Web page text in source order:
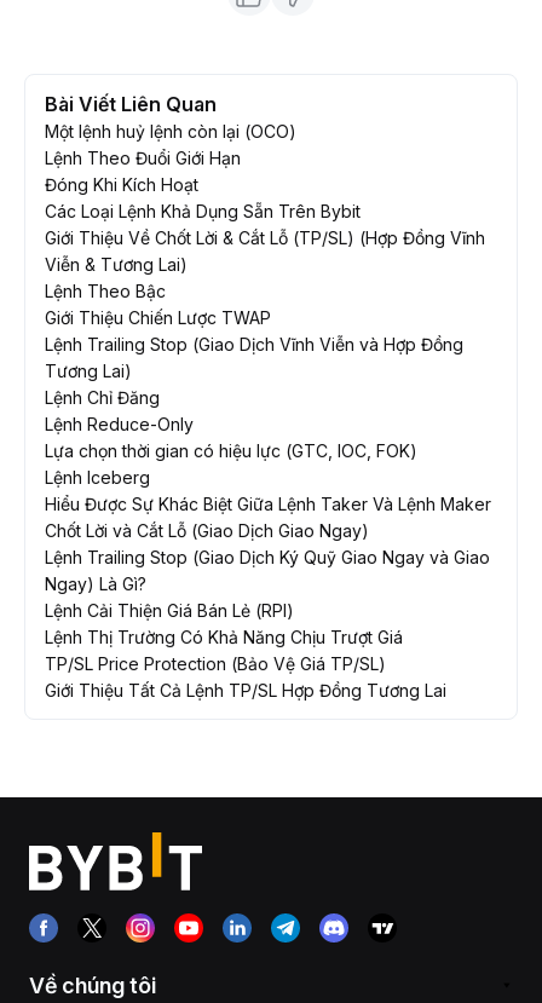
Bài Viết Liên Quan
Một lệnh huỷ lệnh còn lại (OCO)
Lệnh Theo Đuổi Giới Hạn
Đóng Khi Kích Hoạt
Các Loại Lệnh Khả Dụng Sẵn Trên Bybit
Giới Thiệu Về Chốt Lời & Cắt Lỗ (TP/SL) (Hợp Đồng Vĩnh
Viễn & Tương Lai)
Lệnh Theo Bậc
Giới Thiệu Chiến Lược TWAP
Lệnh Trailing Stop (Giao Dịch Vĩnh Viễn và Hợp Đồng
Tương Lai)
Lệnh Chỉ Đăng
Lệnh Reduce-Only
Lựa chọn thời gian có hiệu lực (GTC, IOC, FOK)
Lệnh Iceberg
Hiểu Được Sự Khác Biệt Giữa Lệnh Taker Và Lệnh Maker
Chốt Lời và Cắt Lỗ (Giao Dịch Giao Ngay)
Lệnh Trailing Stop (Giao Dịch Ký Quỹ Giao Ngay và Giao
Ngay) Là Gì?
Lệnh Cải Thiện Giá Bán Lẻ (RPI)
Lệnh Thị Trường Có Khả Năng Chịu Trượt Giá
TP/SL Price Protection (Bảo Vệ Giá TP/SL)
Giới Thiệu Tất Cả Lệnh TP/SL Hợp Đồng Tương Lai
Về chúng tôi